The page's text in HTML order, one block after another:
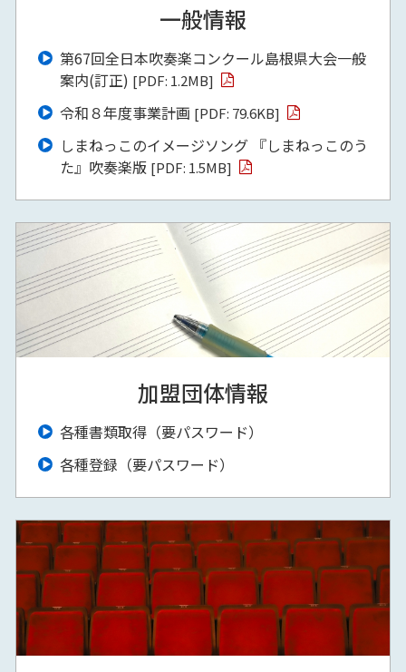
一般情報
第67回全日本吹奏楽コンクール島根県大会一般
案内(訂正) [PDF: 1.2MB]
令和８年度事業計画 [PDF: 79.6KB]
しまねっこのイメージソング 『しまねっこのう
た』吹奏楽版 [PDF: 1.5MB]
加盟団体情報
各種書類取得（要パスワード）
各種登録（要パスワード）